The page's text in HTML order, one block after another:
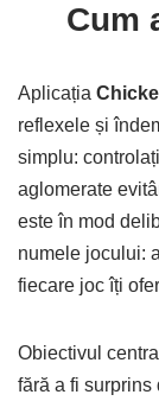
Cum
Aplicația
reflexele și
simplu:
aglomerate
este în mod
numele jocului:
fiecare joc îți
Obiectivul
fără a fi surprins